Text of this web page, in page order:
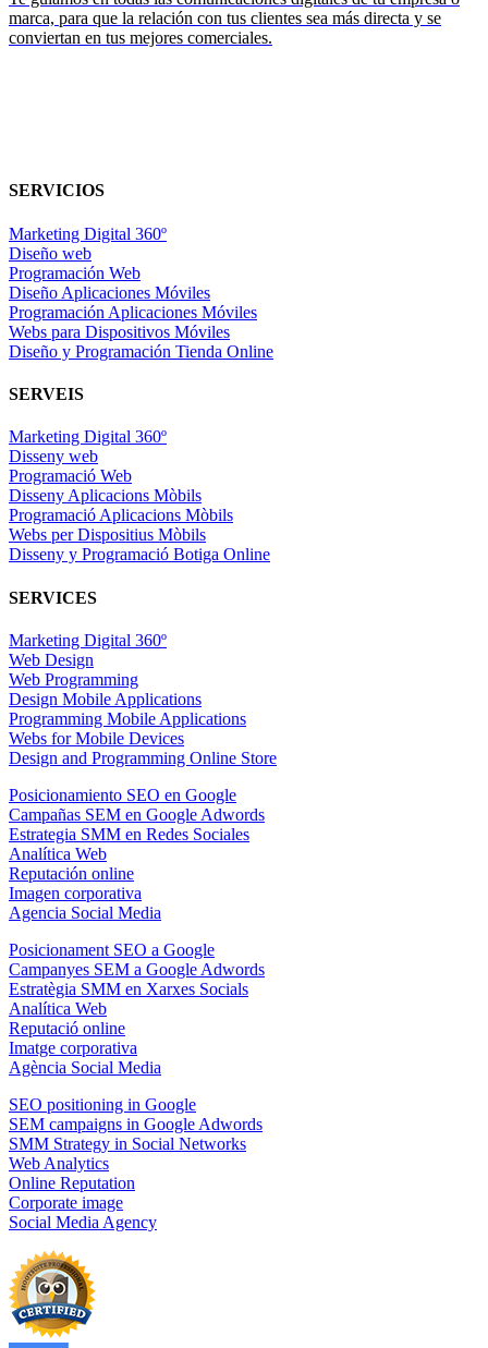
marca, para que la relación con tus clientes sea más directa y se
conviertan en tus mejores comerciales.
SERVICIOS
Marketing Digital 360º
Diseño web
Programación Web
Diseño Aplicaciones Móviles
Programación Aplicaciones Móviles
Webs para Dispositivos Móviles
Diseño y Programación Tienda Online
SERVEIS
Marketing Digital 360º
Disseny web
Programació Web
Disseny Aplicacions Mòbils
Programació Aplicacions Mòbils
Webs per Dispositius Mòbils
Disseny y Programació Botiga Online
SERVICES
Marketing Digital 360º
Web Design
Web Programming
Design Mobile Applications
Programming Mobile Applications
Webs for Mobile Devices
Design and Programming Online Store
Posicionamiento SEO en Google
Campañas SEM en Google Adwords
Estrategia SMM en Redes Sociales
Analítica Web
Reputación online
Imagen corporativa
Agencia Social Media
Posicionament SEO a Google
Campanyes SEM a Google Adwords
Estratègia SMM en Xarxes Socials
Analítica Web
Reputació online
Imatge corporativa
Agència Social Media
SEO positioning in Google
SEM campaigns in Google Adwords
SMM Strategy in Social Networks
Web Analytics
Online Reputation
Corporate image
Social Media Agency